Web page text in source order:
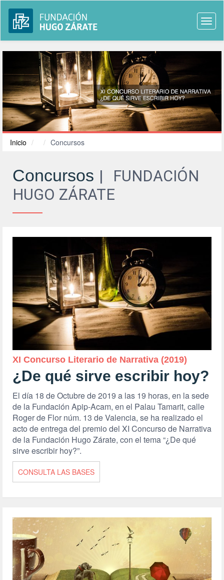
Inicio Concursos
Concursos
FUNDACIÓN
HUGO ZÁRATE
XI Concurso Literario de Narrativa (2019)
¿De qué sirve escribir hoy?
El día 18 de Octubre de 2019 a las 19 horas, en la sede
de la Fundación Apip-Acam, en el Palau Tamarit, calle
Roger de Flor núm. 13 de Valencia, se ha realizado el
acto de entrega del premio del XI Concurso de Narrativa
de la Fundación Hugo Zárate, con el tema “¿De qué
sirve escribir hoy?”.
CONSULTA LAS BASES